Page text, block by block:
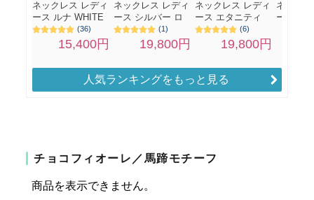
人気ランキングをもっと見る
チョコフィオーレ／馬蹄モチーフ